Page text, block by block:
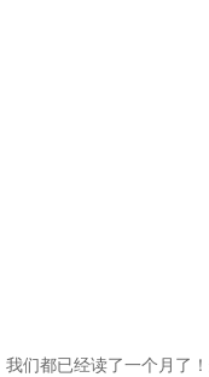
们都已经读了一个月了